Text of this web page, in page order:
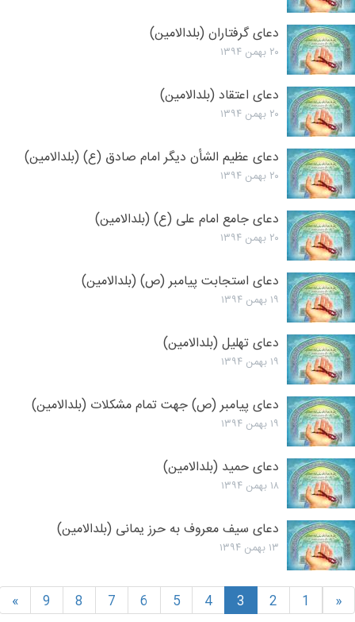
دعای گرفتاران (بلدالامین)
۲۰ بهمن ۱۳۹۴
دعای اعتقاد (بلدالامین)
۲۰ بهمن ۱۳۹۴
دعای عظیم الشأن دیگر امام صادق (ع) (بلدالامین)
۲۰ بهمن ۱۳۹۴
دعای جامع امام علی (ع) (بلدالامین)
۲۰ بهمن ۱۳۹۴
دعای استجابت پیامبر (ص) (بلدالامین)
۱۹ بهمن ۱۳۹۴
دعای تهلیل (بلدالامین)
۱۹ بهمن ۱۳۹۴
دعای پیامبر (ص) جهت تمام مشکلات (بلدالامین)
۱۹ بهمن ۱۳۹۴
دعای حمید (بلدالامین)
۱۸ بهمن ۱۳۹۴
دعای سیف معروف به حرز یمانی (بلدالامین)
۱۳ بهمن ۱۳۹۴
«
1
2
3
4
5
6
7
8
9
»